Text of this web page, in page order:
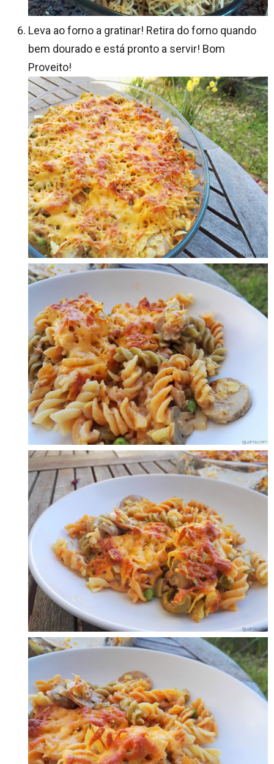
Leva ao forno a gratinar! Retira do forno quando
bem dourado e está pronto a servir! Bom
Proveito!